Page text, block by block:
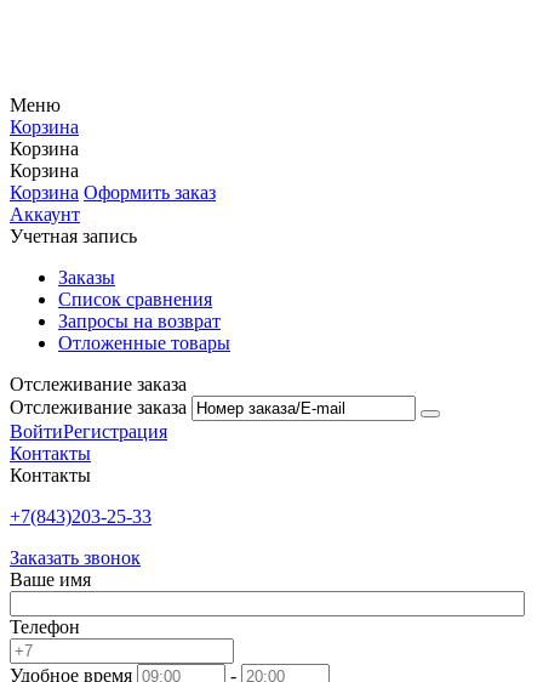
Меню
Корзина
Корзина
Корзина
Корзина Оформить заказ
Аккаунт
Учетная запись
Заказы
Список сравнения
Запросы на возврат
Отложенные товары
Отслеживание заказа
Отслеживание заказа
ВойтиРегистрация
Контакты
Контакты
+7(843)203-25-33
Заказать звонок
Ваше имя
Телефон
Удобное время -